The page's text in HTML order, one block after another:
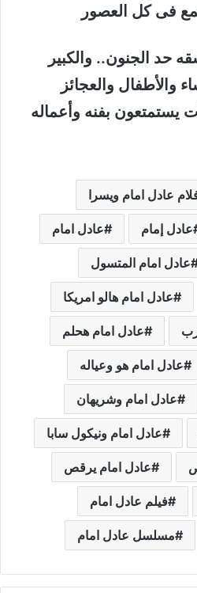
فى كل العصور
حد الجنون.. والكبير
والأطفال والعجائز
يستمتعون بفنه وأعماله
عادل امام ويسرا
عادل إمام عادل امام
عادل امام المتسول
عادل امام هالو امريكا
عادل امام هحلم
عادل امام هو وعياله
عادل امام وشريهان
عادل امام ونيكول سابا
عادل امام يرقص
فيلم عادل امام
مسلسل عادل امام